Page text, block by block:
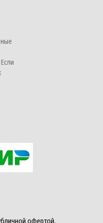
Если
офертой,